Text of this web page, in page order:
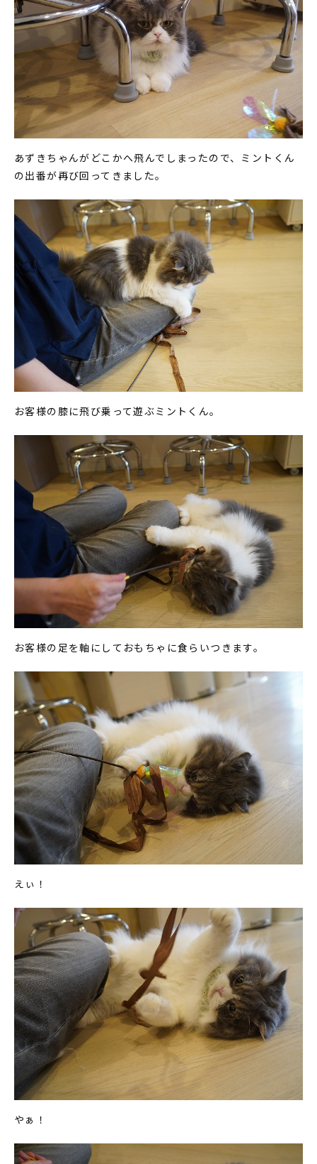
あずきちゃんがどこかへ飛んでしまったので、ミントくん
の出番が再び回ってきました。
お客様の膝に飛び乗って遊ぶミントくん。
お客様の足を軸にしておもちゃに食らいつきます。
えぃ！
やぁ！